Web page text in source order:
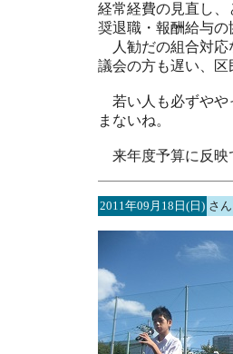
経常経費の見直し
奨退職・報酬給与
人勧だの組合対応
議会の方も遅い、
若い人も必ずやや
まないね。
来年度予算に反映
2011年09月18日(日) さ